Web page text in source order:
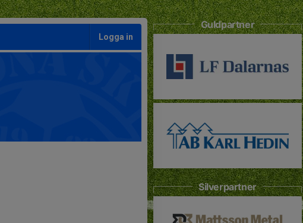
Logga in
Guldpartner
Silverpartner